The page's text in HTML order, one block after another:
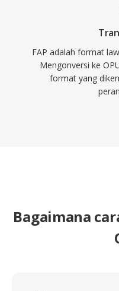
FAP adalah format
Mengonversi ke
format yang
Bagaimana